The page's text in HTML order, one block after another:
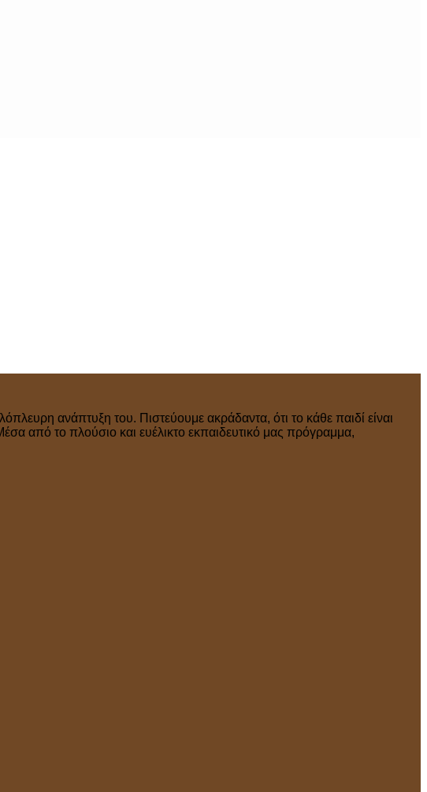
ανάπτυξη του. Πιστεύουμε ακράδαντα, ότι το κάθε παιδί είναι
από το πλούσιο και ευέλικτο εκπαιδευτικό μας πρόγραμμα,